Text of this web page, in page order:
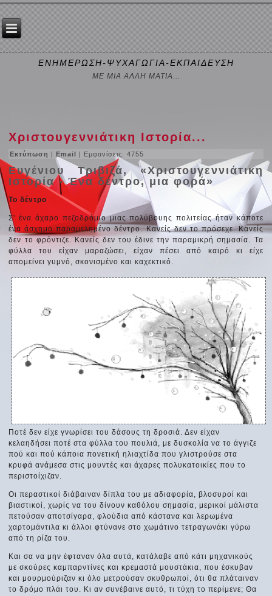
ΕΝΗΜΕΡΩΣΗ-ΨΥΧΑΓΩΓΙΑ-ΕΚΠΑΙΔΕΥΣΗ
ΜΕ ΜΙΑ ΑΛΛΗ ΜΑΤΙΑ...
Χριστουγεννιάτικη Ιστορία...
Εκτύπωση |Email | Εμφανίσεις: 4755
Ευγένιου Τριβιζά, «Χριστουγεννιάτικη
Ιστορία - Ένα δέντρο, μια φορά»
Το δέντρο
Σ' ένα άχαρο πεζοδρόμιο μιας πολύβουης πολιτείας ήταν κάποτε
ένα άσχημο παραμελημένο δέντρο. Κανείς δεν το πρόσεχε. Κανείς
δεν το φρόντιζε. Κανείς δεν του έδινε την παραμικρή σημασία. Τα
φύλλα του είχαν μαραζώσει, είχαν πέσει από καιρό κι είχε
απομείνει γυμνό, σκονισμένο και καχεκτικό.
Ποτέ δεν είχε γνωρίσει του δάσους τη δροσιά. Δεν είχαν
κελαηδήσει ποτέ στα φύλλα του πουλιά, με δυσκολία να το άγγιζε
πού και πού κάποια πονετική ηλιαχτίδα που γλιστρούσε στα
κρυφά ανάμεσα στις μουντές και άχαρες πολυκατοικίες που το
περιστοίχιζαν.
Οι περαστικοί διάβαιναν δίπλα του με αδιαφορία, βλοσυροί και
βιαστικοί, χωρίς να του δίνουν καθόλου σημασία, μερικοί μάλιστα
πετούσαν αποτσίγαρα, φλούδια από κάστανα και λερωμένα
χαρτομάντιλα κι άλλοι φτύνανε στο χωμάτινο τετραγωνάκι γύρω
από τη ρίζα του.
Και σα να μην έφταναν όλα αυτά, κατάλαβε από κάτι μηχανικούς
με σκούρες καμπαρντίνες και κρεμαστά μουστάκια, που έσκυβαν
και μουρμούριζαν κι όλο μετρούσαν σκυθρωποί, ότι θα πλάταιναν
το δρόμο πλάι του. Κι αν συνέβαινε αυτό, τι τύχη το περίμενε; Θα